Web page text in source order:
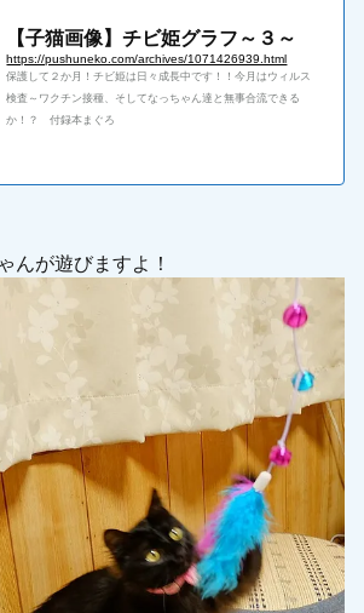
【子猫画像】チビ姫グラフ～３～
https://pushuneko.com/archives/1071426939.html
保護して２か月！チビ姫は日々成長中です！！今月はウィルス
検査～ワクチン接種、そしてなっちゃん達と無事合流できる
か！？ 付録本まぐろ
んが遊びますよ！